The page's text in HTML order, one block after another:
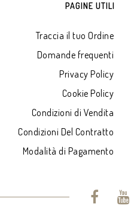
PAGINE UTILI
Traccia il tuo Ordine
Domande frequenti
Privacy Policy
Cookie Policy
Condizioni di Vendita
Condizioni Del Contratto
Modalità di Pagamento